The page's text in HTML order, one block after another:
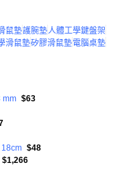
鼠墊護腕墊人體工學鍵盤架
滑鼠墊矽膠滑鼠墊電腦桌墊
mm $63
18cm $48
$1,266